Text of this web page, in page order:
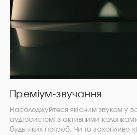
Преміум-звучання
Насолоджуйтеся якісним звуком у
аудіосистемі з активними
будь-яких потреб. Чи то захопливе